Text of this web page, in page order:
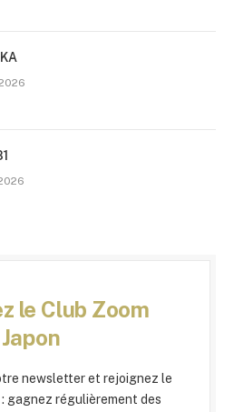
le Club Zoom
Japon
newsletter et rejoignez le
: gagnez régulièrement des